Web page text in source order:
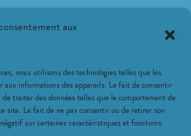
aux
nous utilisons des technologies telles que les
aux informations des appareils. Le fait de consentir
traiter des données telles que le comportement de
site. Le fait de ne pas consentir ou de retirer son
sur certaines caractéristiques et fonctions.
sur les réseaux !
librairie citronnée
Animations